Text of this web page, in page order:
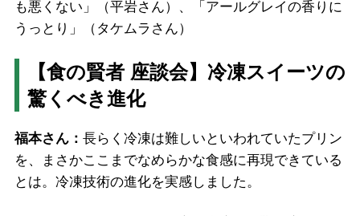
も悪くない」（平岩さん）、「アールグレイの香りに
うっとり」（タケムラさん）
【食の賢者 座談会】冷凍スイーツの
驚くべき進化
福本さん： 長らく冷凍は難しいといわれていたプリン
を、まさかここまでなめらかな食感に再現できている
とは。冷凍技術の進化を実感しました。